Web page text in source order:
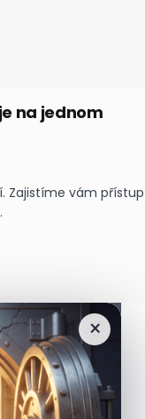
na jednom
Zajistíme vám přístup
×